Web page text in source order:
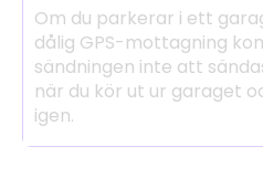
Om du parkerar i ett
dålig GPS-mottagning
sändningen inte att
när du kör ut ur garaget
igen.